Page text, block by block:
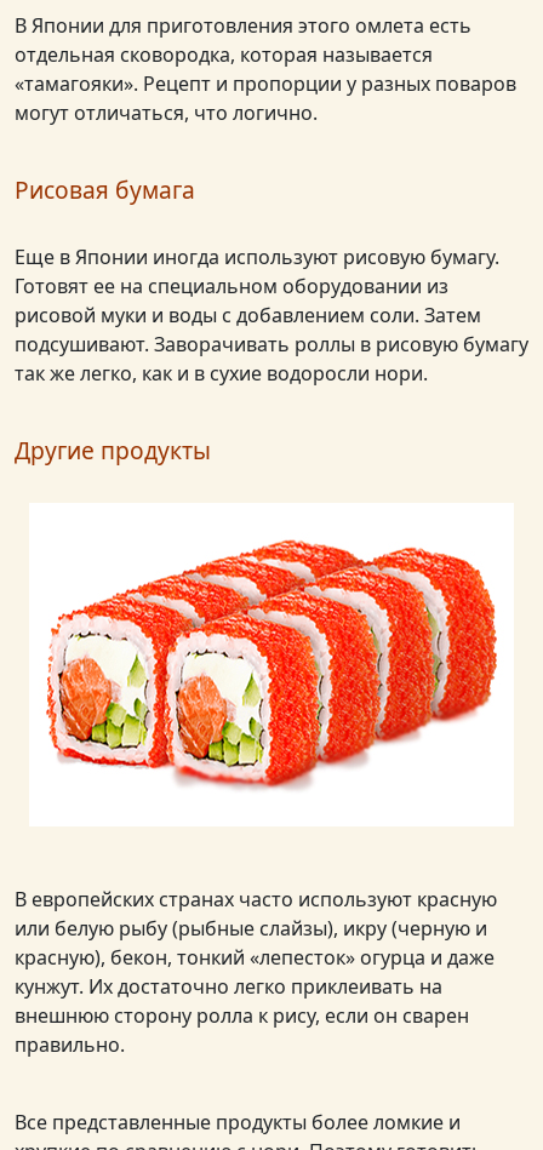
В Японии для приготовления этого омлета есть
отдельная сковородка, которая называется
«тамагояки». Рецепт и пропорции у разных поваров
могут отличаться, что логично.
Рисовая бумага
Еще в Японии иногда используют рисовую бумагу.
Готовят ее на специальном оборудовании из
рисовой муки и воды с добавлением соли. Затем
подсушивают. Заворачивать роллы в рисовую бумагу
так же легко, как и в сухие водоросли нори.
Другие продукты
В европейских странах часто используют красную
или белую рыбу (рыбные слайзы), икру (черную и
красную), бекон, тонкий «лепесток» огурца и даже
кунжут. Их достаточно легко приклеивать на
внешнюю сторону ролла к рису, если он сварен
правильно.
Все представленные продукты более ломкие и